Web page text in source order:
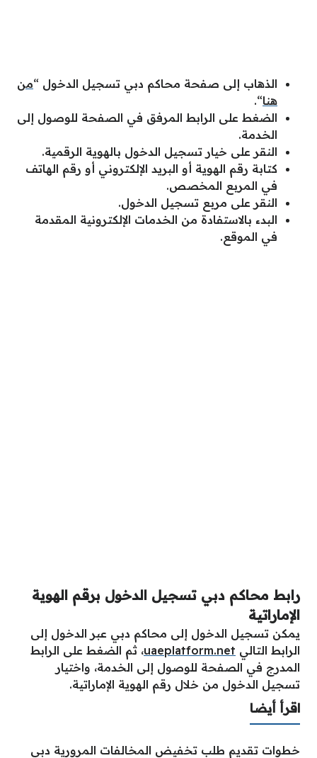
الذهاب إلى صفحة محاكم دبي تسجيل الدخول “من
هنا“.
الضغط على الرابط المرفق في الصفحة للوصول إلى
الخدمة.
النقر على خيار تسجيل الدخول بالهوية الرقمية.
كتابة رقم الهوية أو البريد الإلكتروني أو رقم الهاتف
في المربع المخصص.
النقر على مربع تسجيل الدخول.
البدء بالاستفادة من الخدمات الإلكترونية المقدمة
في الموقع.
رابط محاكم دبي تسجيل الدخول برقم الهوية
الإماراتية
يمكن تسجيل الدخول إلى محاكم دبي عبر الدخول إلى
الرابط التالي uaeplatform.net، ثم الضغط على الرابط
المدرج في الصفحة للوصول إلى الخدمة، واختيار
تسجيل الدخول من خلال رقم الهوية الإماراتية.
اقرأ أيضا
خطوات تقديم طلب تخفيض المخالفات المرورية دبي